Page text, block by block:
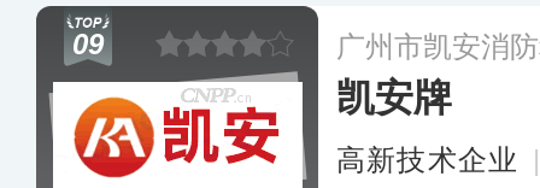
09 广州市凯安消
凯安牌
高新技术企业